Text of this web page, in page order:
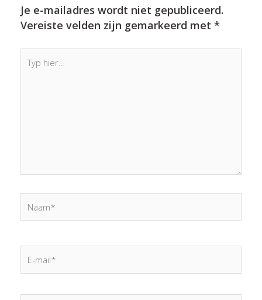
Je e-mailadres wordt niet gepubliceerd.
Vereiste velden zijn gemarkeerd met *
hier...
mail*